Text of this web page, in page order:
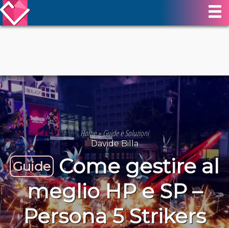
Home»Guide e Soluzioni
Davide Billa
Guide Come gestire al
meglio HP e SP –
Persona 5 Strikers